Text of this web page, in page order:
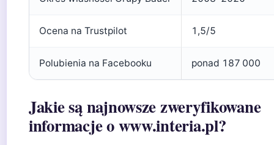
Ocena na Trustpilot 1,5/5
Polubienia na Facebooku ponad 187 000
Jakie są najnowsze zweryfikowane
informacje o www.interia.pl?